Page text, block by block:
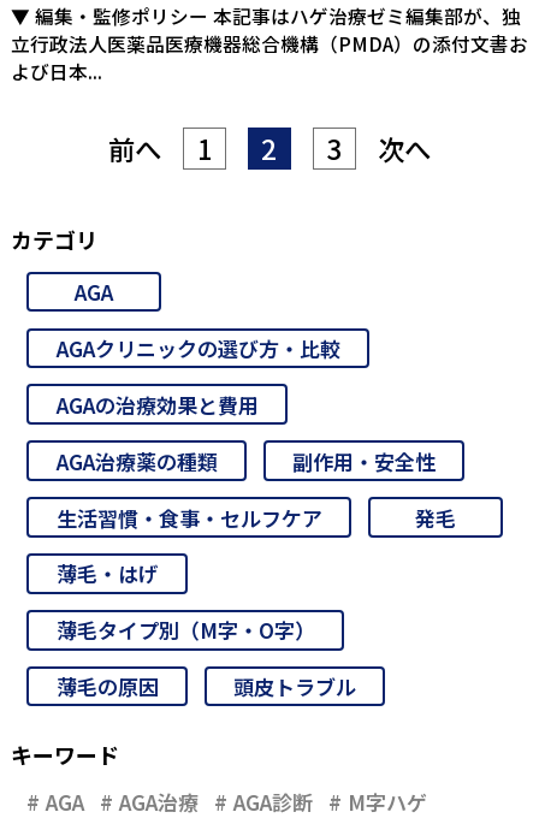
▼ 編集・監修ポリシー 本記事はハゲ治療ゼミ編集部が、独
立行政法人医薬品医療機器総合機構（PMDA）の添付文書お
よび日本...
前へ 1 2 3 次へ
カテゴリ
AGA
AGAクリニックの選び方・比較
AGAの治療効果と費用
AGA治療薬の種類
副作用・安全性
生活習慣・食事・セルフケア
発毛
薄毛・はげ
薄毛タイプ別（M字・O字）
薄毛の原因
頭皮トラブル
キーワード
AGA AGA治療 AGA診断
M字ハゲ